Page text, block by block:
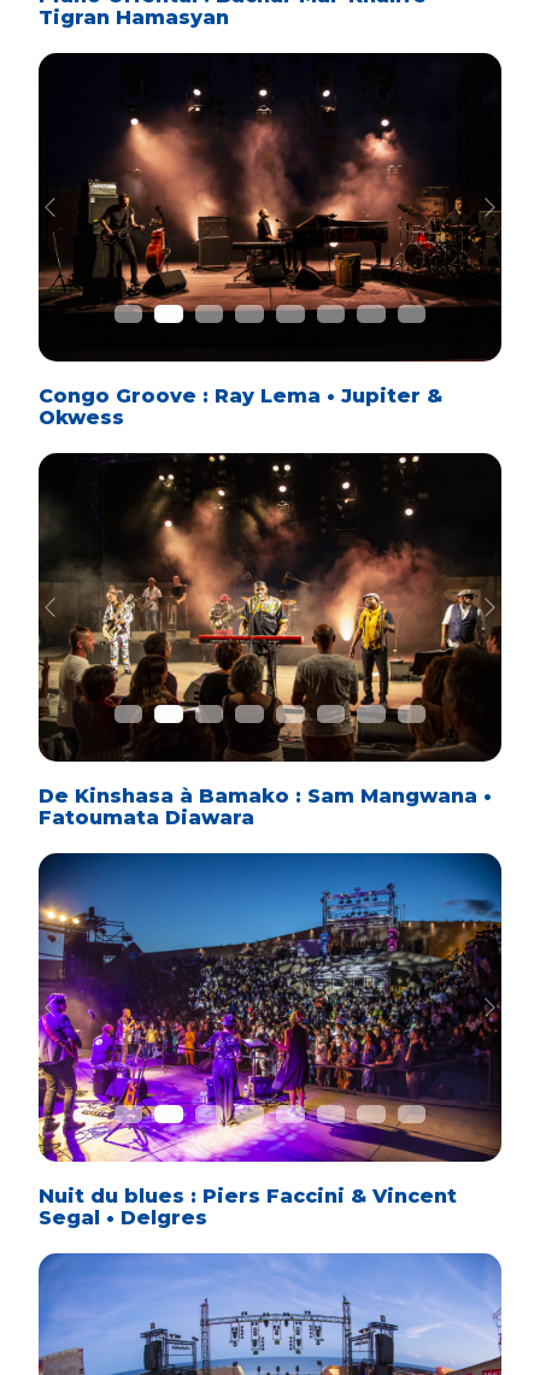
Tigran Hamasyan
Previous Next
Congo Groove : Ray Lema • Jupiter &
Okwess
Previous Next
De Kinshasa à Bamako : Sam Mangwana •
Fatoumata Diawara
Previous Next
Nuit du blues : Piers Faccini & Vincent
Segal • Delgres